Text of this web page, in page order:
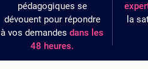
pédagogiques se
dévouent pour répondre
à vos demandes dans les
48 heures.
la